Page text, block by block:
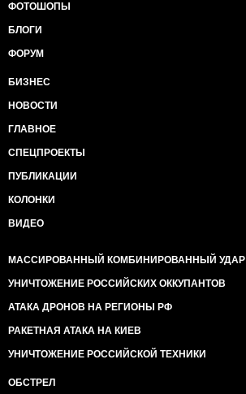
ФОТОШОПЫ
БЛОГИ
ФОРУМ
БИЗНЕС
НОВОСТИ
ГЛАВНОЕ
СПЕЦПРОЕКТЫ
ПУБЛИКАЦИИ
КОЛОНКИ
ВИДЕО
МАССИРОВАННЫЙ КОМБИНИРОВАННЫЙ УДАР
УНИЧТОЖЕНИЕ РОССИЙСКИХ ОККУПАНТОВ
АТАКА ДРОНОВ НА РЕГИОНЫ РФ
РАКЕТНАЯ АТАКА НА КИЕВ
УНИЧТОЖЕНИЕ РОССИЙСКОЙ ТЕХНИКИ
ОБСТРЕЛ